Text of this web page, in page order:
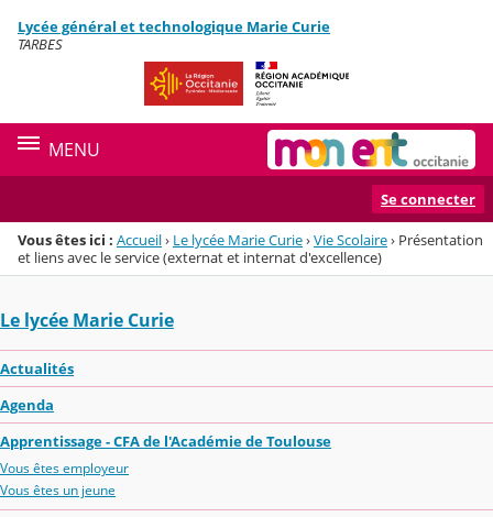
Menu de la rubrique
Contenu
Lycée général et technologique Marie Curie
TARBES
MENU
Se connecter
Vous êtes ici : Accueil› Le lycée Marie Curie›Vie Scolaire› Présentation
et liens avec le service (externat et internat d'excellence)
Le lycée Marie Curie
Actualités
Agenda
Apprentissage - CFA de l'Académie de Toulouse
Vous êtes employeur
Vous êtes un jeune